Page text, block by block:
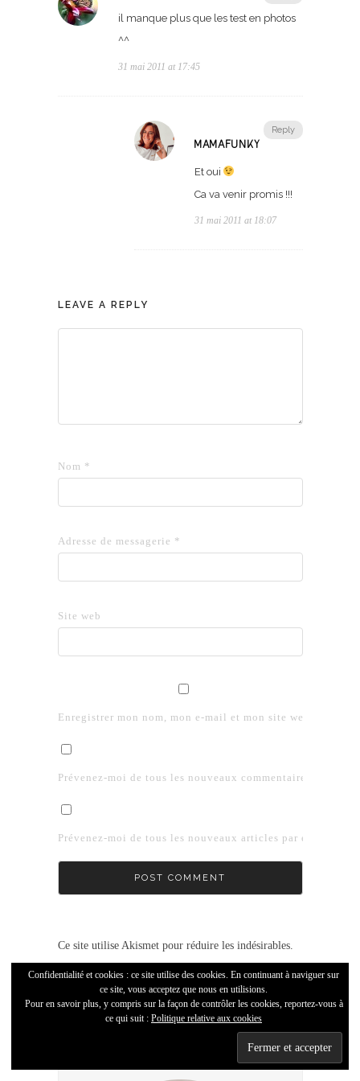
il manque plus que les test en photos
^^
31 mai 2011 at 17:45
Reply
MAMAFUNKY
Et oui
Ca va venir promis !!!
31 mai 2011 at 18:07
LEAVE A REPLY
Nom *
Adresse de messagerie *
Site web
Enregistrer mon nom, mon e-mail et mon site web dans le
Prévenez-moi de tous les nouveaux commentaires par e-
Prévenez-moi de tous les nouveaux articles par e-mail.
Ce site utilise Akismet pour réduire les indésirables.
commentaires sont utilisées .
Confidentialité et cookies : ce site utilise des cookies. En continuant à naviguer sur
ce site, vous acceptez que nous en utilisions.
Pour en savoir plus, y compris sur la façon de contrôler les cookies, reportez-vous à
ce qui suit : Politique relative aux cookies